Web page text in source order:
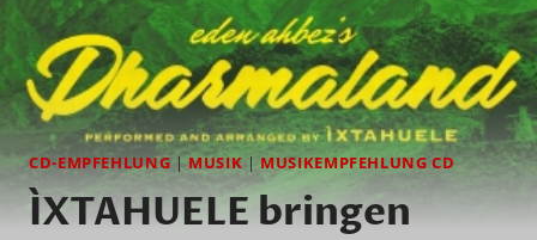
CD-EMPFEHLUNG|MUSIK |MUSIKEMPFEHLUNG CD
ÌXTAHUELE bringen